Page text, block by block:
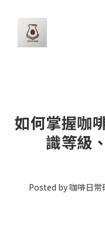
如何掌握咖
識等級
Posted by 咖啡日常